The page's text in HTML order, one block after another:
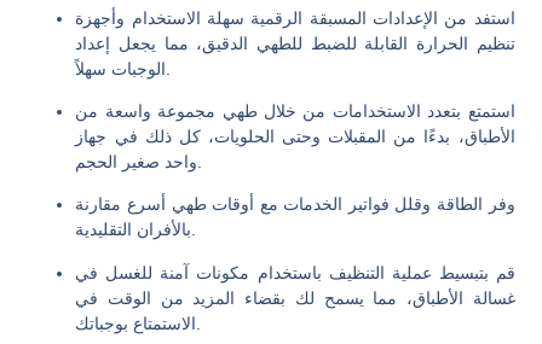
استفد من الإعدادات المسبقة الرقمية سهلة الاستخدام وأجهزة
تنظيم الحرارة القابلة للضبط للطهي الدقيق، مما يجعل إعداد
استمتع بتعدد الاستخدامات من خلال طهي مجموعة واسعة من
الأطباق، بدءًا من المقبلات وحتى الحلويات، كل ذلك في جهاز
وفر الطاقة وقلل فواتير الخدمات مع أوقات طهي أسرع مقارنة
بالأفران التقليدية.
قم بتبسيط عملية التنظيف باستخدام مكونات آمنة للغسل في
غسالة الأطباق، مما يسمح لك بقضاء المزيد من الوقت في